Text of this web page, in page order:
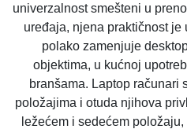
univerzalnost smešteni u
uređaja, njena praktičnost je
polako zamenjuje
objektima, u kućnoj
branšama. Laptop računari
položajima i otuda njihova
ležećem i sedećem